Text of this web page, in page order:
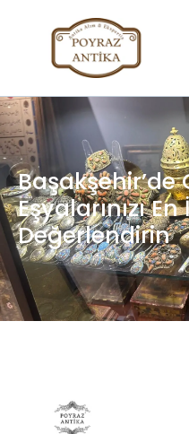
Eşyalarınızı
Değerlendirin